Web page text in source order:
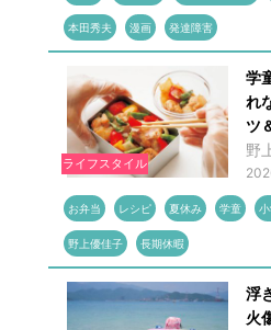
本田秀夫 漫画 発達障害
ライフスタイル
学
れ
ツ
野
お弁当 レシピ 夏休み 学童
野上優佳子 長期休暇
浮
火